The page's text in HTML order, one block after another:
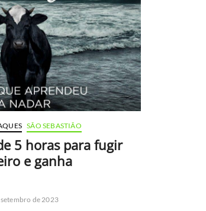
SÃO SEBASTIÃO
5 horas para fugir
e ganha
setembro de 2023